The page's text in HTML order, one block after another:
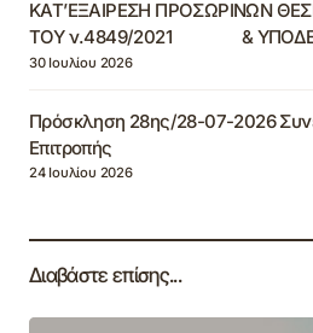
ΚΑΤ’ΕΞΑΙΡΕΣΗ ΠΡΟΣΩΡΙΝΩΝ
ΤΟΥ ν.4849/2021 &
30 Ιουλίου 2026
Πρόσκληση 28ης/28-07-2026
Επιτροπής
24 Ιουλίου 2026
Διαβάστε επίσης...